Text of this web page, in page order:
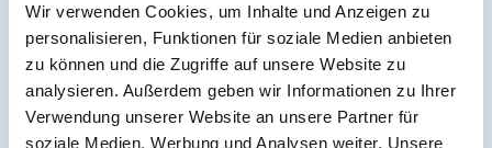
Wir verwenden Cookies, um Inhalte und Anzeigen zu
personalisieren, Funktionen für soziale Medien anbieten
zu können und die Zugriffe auf unsere Website zu
analysieren. Außerdem geben wir Informationen zu Ihrer
Verwendung unserer Website an unsere Partner für
soziale Medien, Werbung und Analysen weiter. Unsere
Autonomes Nervensystem(2)
Ayurveda(6)
Balance
Beinmuskulatur(1)
Beinpflege(1)
Berührung(1)
Besinnlichkeit(1)